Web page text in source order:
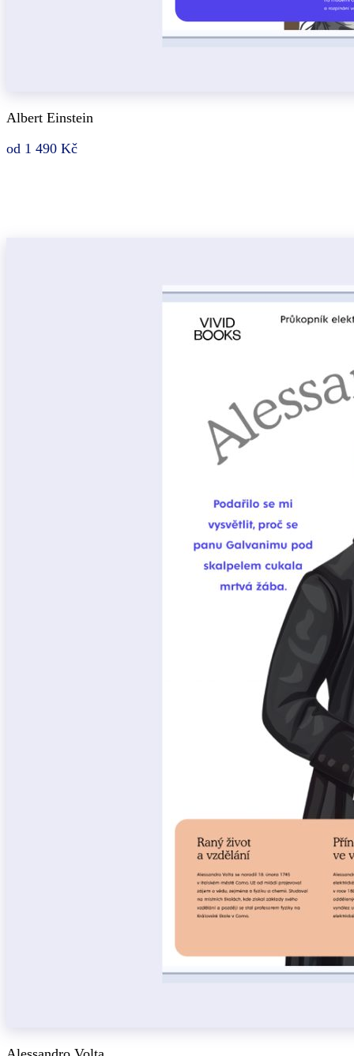
Albert Einstein
od 1 490 Kč